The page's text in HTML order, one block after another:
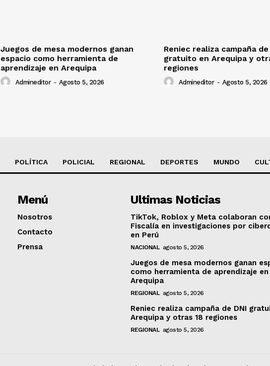
Juegos de mesa modernos ganan
espacio como herramienta de
aprendizaje en Arequipa
Admineditor - Agosto 5, 2026
Reniec realiza campaña de
gratuito en Arequipa y
regiones
Admineditor - Agosto 5, 2026
POLÍTICA POLICIAL REGIONAL DEPORTES MUNDO
Menú
Nosotros
Contacto
Prensa
Ultimas Noticias
TikTok, Roblox y Meta colaboran
Fiscalía en investigaciones por
en Perú
NACIONAL agosto 5, 2026
Juegos de mesa modernos ganan
como herramienta de aprendizaje en
Arequipa
REGIONAL agosto 5, 2026
Reniec realiza campaña de DNI
Arequipa y otras 18 regiones
REGIONAL agosto 5, 2026